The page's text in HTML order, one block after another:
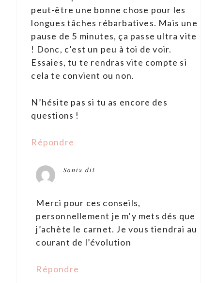
peut-être une bonne chose pour les
longues tâches rébarbatives. Mais une
pause de 5 minutes, ça passe ultra vite
! Donc, c’est un peu à toi de voir.
Essaies, tu te rendras vite compte si
cela te convient ou non.
N’hésite pas si tu as encore des
questions !
Répondre
Sonia dit
Merci pour ces conseils,
personnellement je m’y mets dés que
j’achète le carnet. Je vous tiendrai au
courant de l’évolution
Répondre